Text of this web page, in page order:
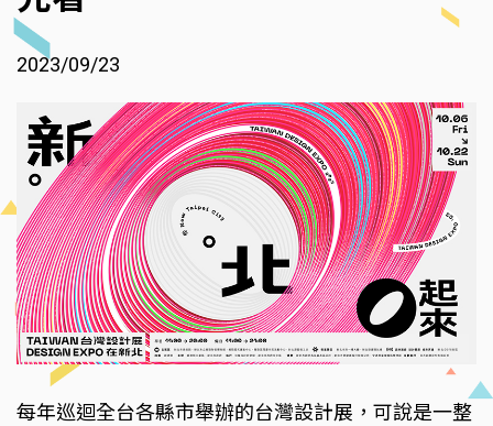
2023/09/23
每年巡迴全台各縣市舉辦的台灣設計展，可說是一整